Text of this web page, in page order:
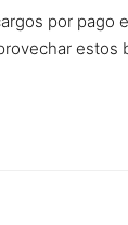
por pago
estos